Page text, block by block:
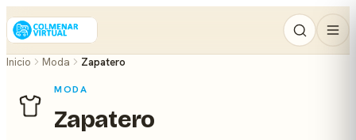
Inicio Moda Zapatero
MODA
Zapatero